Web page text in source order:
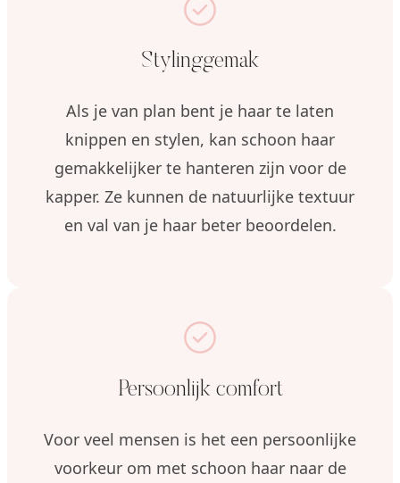
Stylinggemak
Als je van plan bent je haar te laten
knippen en stylen, kan schoon haar
gemakkelijker te hanteren zijn voor de
kapper. Ze kunnen de natuurlijke textuur
en val van je haar beter beoordelen.
Persoonlijk comfort
Voor veel mensen is het een persoonlijke
voorkeur om met schoon haar naar de